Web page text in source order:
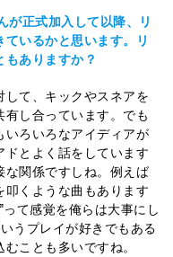
正式加入して以降、リ
いるかと思います。リ
ありますか？
て、キックやスネアを
し合っています。でも
いろいろなアイディアが
とよく話をしています
な関係ですしね。例えば
くような曲もあります
て感覚を俺らは大事にし
うプレイが好きでもある
ことも多いですね。